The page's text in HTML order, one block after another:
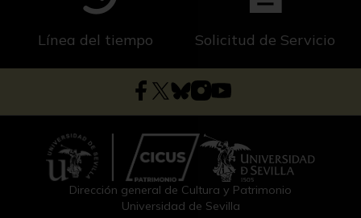
Línea del tiempo Solicitud de Servicio
Dirección general de Cultura y Patrimonio
Universidad de Sevilla